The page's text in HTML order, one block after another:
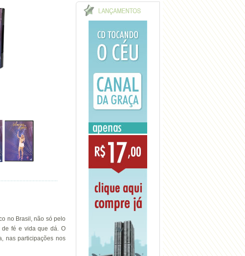
no Brasil, não só pelo
de fé e vida que dá. O
nas participações nos